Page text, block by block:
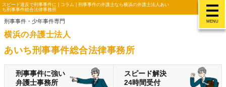
MENU
スピード違反で刑事事件に | コラム | 刑事事件の弁護士なら横浜の弁護士法人あい
ち刑事事件総合法律事務所
刑事事件・少年事件専門
横浜の弁護士法人
あいち刑事事件総合法律事務所
刑事事件に強い
弁護士事務所
スピード解決
24時間受付